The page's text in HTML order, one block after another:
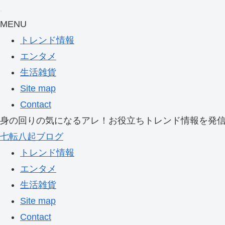
MENU
トレンド情報
エンタメ
生活雑貨
Site map
Contact
身の回りの気になるアレ！お役立ちトレンド情報を発
七転八起ブログ
トレンド情報
エンタメ
生活雑貨
Site map
Contact